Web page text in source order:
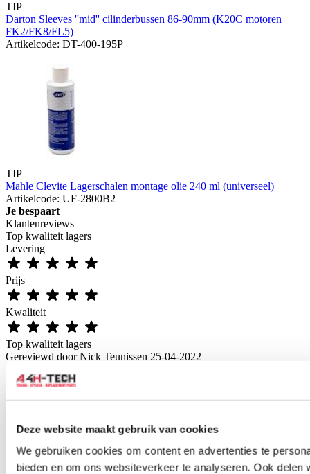
Deze website maakt gebruik van cookies
We gebruiken cookies om content en advertenties te
bieden en om ons websiteverkeer te analyseren. Ook
TIP
Darton Sleeves ''mid'' cilinderbussen 86-90mm (K20C motoren
FK2/FK8/FL5)
Artikelcode: DT-400-195P
TIP
Mahle Clevite Lagerschalen montage olie 240 ml (universeel)
Artikelcode: UF-2800B2
Je bespaart
Klantenreviews
Top kwaliteit lagers
Levering
Prijs
Kwaliteit
Top kwaliteit lagers
Gereviewd door Nick Teunissen 25-04-2022
Naam*